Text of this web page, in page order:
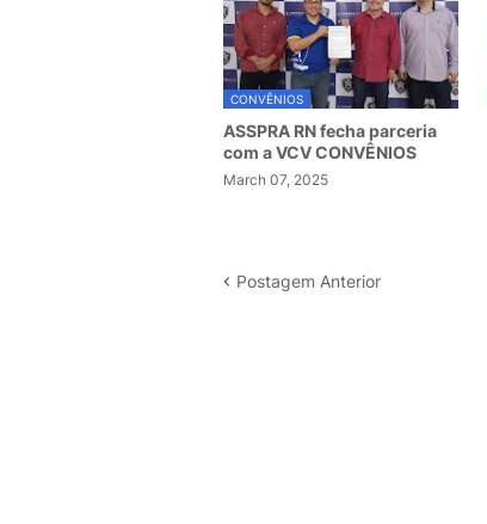
CONVÊNIOS
ASSPRA RN fecha parceria
com a VCV CONVÊNIOS
March 07, 2025
Postagem Anterior